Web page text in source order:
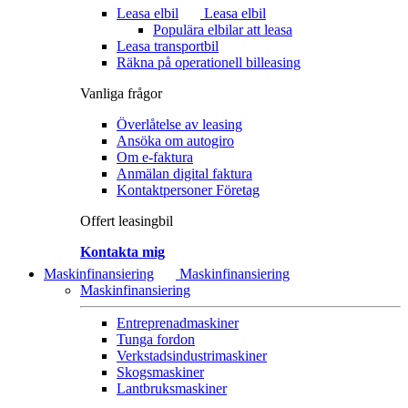
Leasa elbil
Leasa elbil
Populära elbilar att leasa
Leasa transportbil
Räkna på operationell billeasing
Vanliga frågor
Överlåtelse av leasing
Ansöka om autogiro
Om e-faktura
Anmälan digital faktura
Kontaktpersoner Företag
Offert leasingbil
Kontakta mig
Maskinfinansiering
Maskinfinansiering
Maskinfinansiering
Entreprenadmaskiner
Tunga fordon
Verkstadsindustrimaskiner
Skogsmaskiner
Lantbruksmaskiner